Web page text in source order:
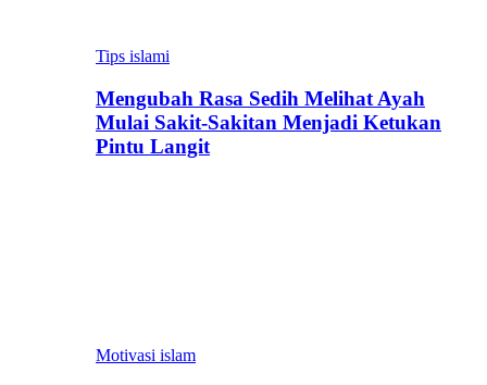
Tips islami
Mengubah Rasa Sedih Melihat Ayah
Mulai Sakit-Sakitan Menjadi Ketukan
Pintu Langit
Motivasi islam